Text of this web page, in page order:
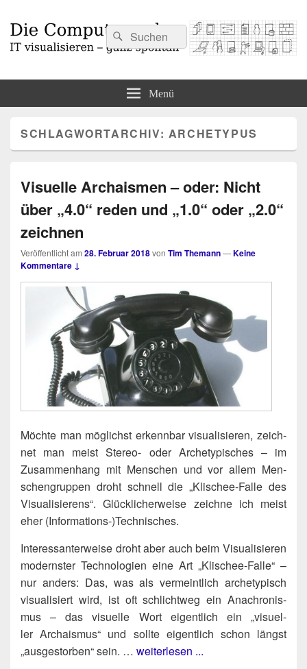
Suchen
nach:
Suchen
Menü
SCHLAGWORTARCHIV: ARCHETYPUS
Visuelle Archaismen – oder: Nicht
über „4.0“ reden und „1.0“ oder „2.0“
zeichnen
Veröffentlicht am 28. Februar 2018von Tim Themann—Keine
Kommentare ↓
Möch­te man mög­lichst erkenn­bar visua­li­sie­ren, zeich­
net man meist Ste­reo- oder Arche­ty­pi­sches – im
Zusam­men­hang mit Men­schen und vor allem Men­
schen­grup­pen droht schnell die „Kli­schee-Fal­le des
Visua­li­sie­rens“. Glück­li­cher­wei­se zeich­ne ich meist
eher (Informations‑)​Technisches.
Inter­es­san­ter­wei­se droht aber auch beim Visua­li­sie­ren
moderns­ter Tech­no­lo­gien eine Art „Kli­schee-Fal­le“ –
nur anders: Das, was als ver­meint­lich arche­ty­pisch
visua­li­siert wird, ist oft schlicht­weg ein Ana­chro­nis­
mus – das visu­el­le Wort eigent­lich ein „visu­el­
ler Archais­mus“ und soll­te eigent­lich schon längst
„aus­ge­stor­ben“ sein. … weiterlesen ...